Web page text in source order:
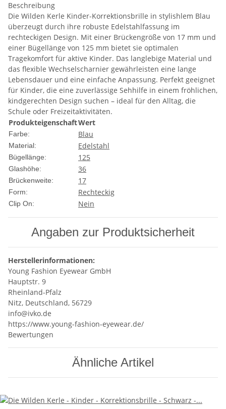
Beschreibung
Die Wilden Kerle Kinder-Korrektionsbrille in stylishlem Blau
überzeugt durch ihre robuste Edelstahlfassung im
rechteckigen Design. Mit einer Brückengröße von 17 mm und
einer Bügellänge von 125 mm bietet sie optimalen
Tragekomfort für aktive Kinder. Das langlebige Material und
das flexible Wechselscharnier gewährleisten eine lange
Lebensdauer und eine einfache Anpassung. Perfekt geeignet
für Kinder, die eine zuverlässige Sehhilfe in einem fröhlichen,
kindgerechten Design suchen – ideal für den Alltag, die
Schule oder Freizeitaktivitäten.
ProdukteigenschaftWert
Farbe: Blau
Material: Edelstahl
Bügellänge: 125
Glashöhe: 36
Brückenweite: 17
Form: Rechteckig
Clip On: Nein
Angaben zur Produktsicherheit
Herstellerinformationen:
Young Fashion Eyewear GmbH
Hauptstr. 9
Rheinland-Pfalz
Nitz, Deutschland, 56729
info@ivko.de
https://www.young-fashion-eyewear.de/
Bewertungen
Ähnliche Artikel